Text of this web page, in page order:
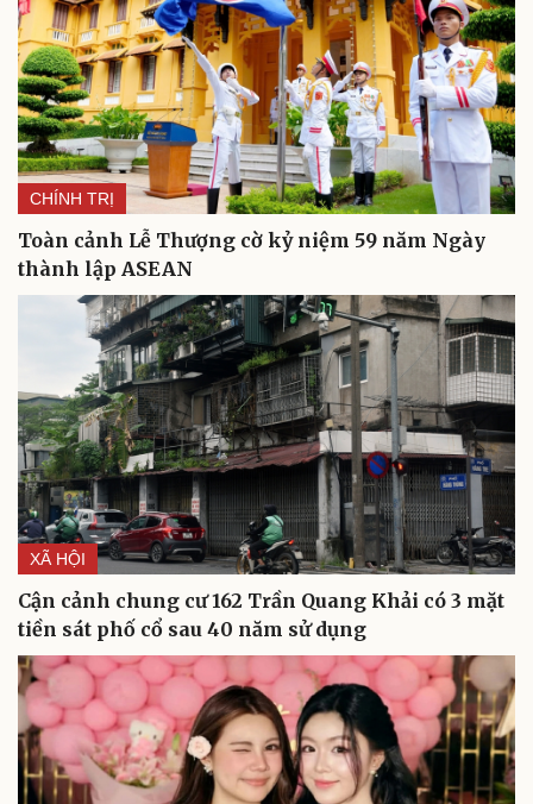
Văn hóa
Sân khấu - Điện ảnh
Văn học
Âm nhạc
Giải trí
Thời trang
Sao Việt
CHÍNH TRỊ
Toàn cảnh Lễ Thượng cờ kỷ niệm 59 năm Ngày
thành lập ASEAN
XÃ HỘI
Cận cảnh chung cư 162 Trần Quang Khải có 3 mặt
tiền sát phố cổ sau 40 năm sử dụng